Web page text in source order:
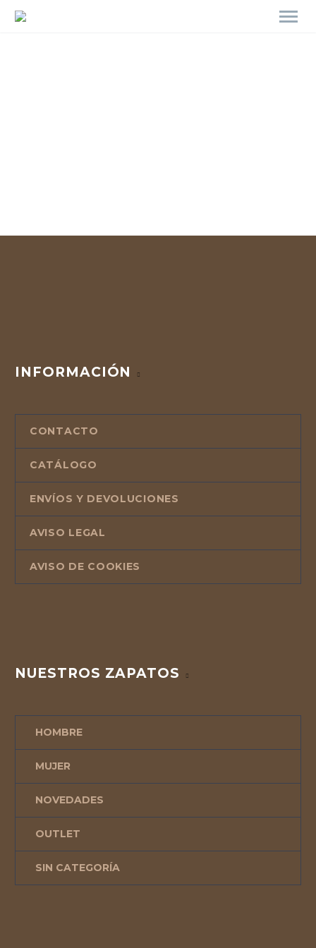
INFORMACIÓN
CONTACTO
CATÁLOGO
ENVÍOS Y DEVOLUCIONES
AVISO LEGAL
AVISO DE COOKIES
NUESTROS ZAPATOS
HOMBRE
MUJER
NOVEDADES
OUTLET
SIN CATEGORÍA